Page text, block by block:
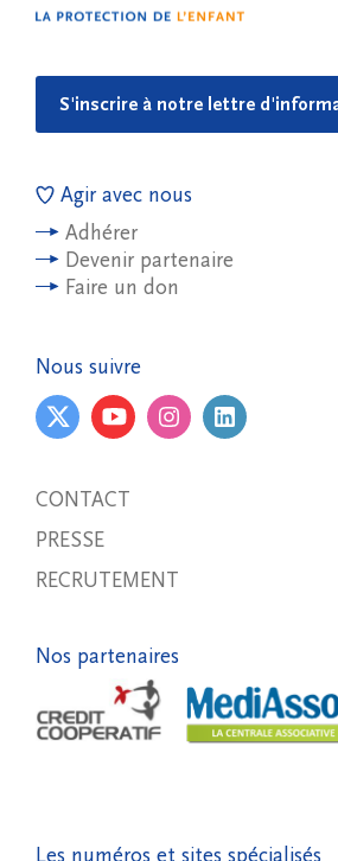
S'inscrire à notre lettre
Agir avec nous
Adhérer
Devenir partenaire
Faire un don
Nous suivre
CONTACT
PRESSE
RECRUTEMENT
Nos partenaires
Les numéros et sites spécialisés